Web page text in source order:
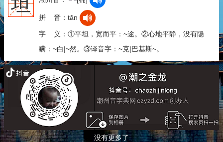
拼 音：tǎn
字 义：①平坦，宽而平：~途。②心地平静，没有隐
瞒：~白|~然。③译音字：~克|巴基斯~。
没有更多了